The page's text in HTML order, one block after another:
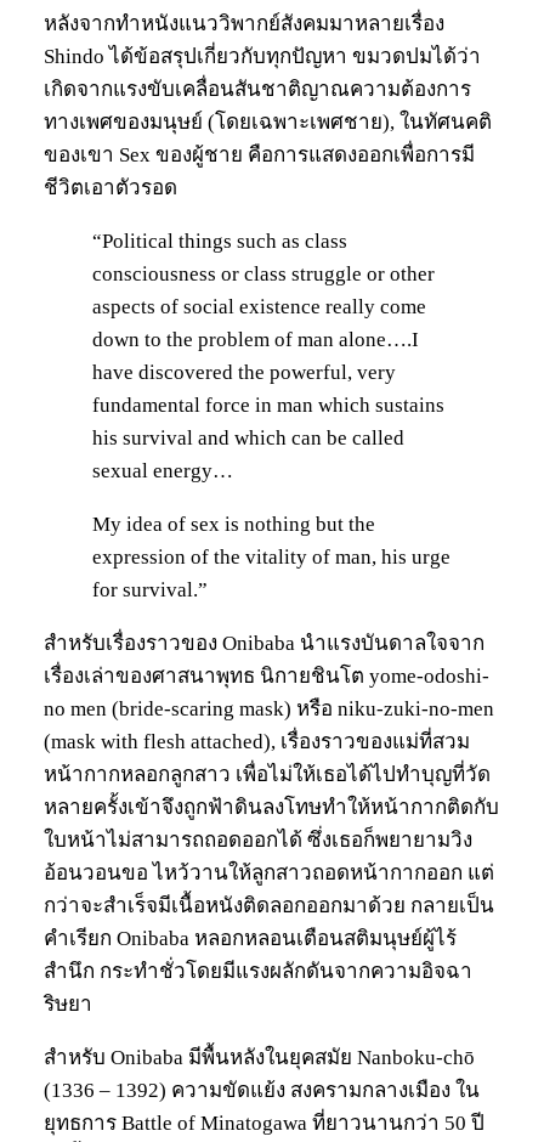
หลังจากทำหนังแนววิพากย์สังคมมาหลายเรื่อง
Shindo ได้ข้อสรุปเกี่ยวกับทุกปัญหา ขมวดปมได้ว่า
เกิดจากแรงขับเคลื่อนสันชาติญาณความต้องการ
ทางเพศของมนุษย์ (โดยเฉพาะเพศชาย), ในทัศนคติ
ของเขา Sex ของผู้ชาย คือการแสดงออกเพื่อการมี
ชีวิตเอาตัวรอด
“Political things such as class
consciousness or class struggle or other
aspects of social existence really come
down to the problem of man alone….I
have discovered the powerful, very
fundamental force in man which sustains
his survival and which can be called
sexual energy…
My idea of sex is nothing but the
expression of the vitality of man, his urge
for survival.”
สำหรับเรื่องราวของ Onibaba นำแรงบันดาลใจจาก
เรื่องเล่าของศาสนาพุทธ นิกายชินโต yome-odoshi-
no men (bride-scaring mask) หรือ niku-zuki-no-men
(mask with flesh attached), เรื่องราวของแม่ที่สวม
หน้ากากหลอกลูกสาว เพื่อไม่ให้เธอได้ไปทำบุญที่วัด
หลายครั้งเข้าจึงถูกฟ้าดินลงโทษทำให้หน้ากากติดกับ
ใบหน้าไม่สามารถถอดออกได้ ซึ่งเธอก็พยายามวิง
อ้อนวอนขอ ไหว้วานให้ลูกสาวถอดหน้ากากออก แต่
กว่าจะสำเร็จมีเนื้อหนังติดลอกออกมาด้วย กลายเป็น
คำเรียก Onibaba หลอกหลอนเตือนสติมนุษย์ผู้ไร้
สำนึก กระทำชั่วโดยมีแรงผลักดันจากความอิจฉา
ริษยา
สำหรับ Onibaba มีพื้นหลังในยุคสมัย Nanboku-chō
(1336 – 1392) ความขัดแย้ง สงครามกลางเมือง ใน
ยุทธการ Battle of Minatogawa ที่ยาวนานกว่า 50 ปี